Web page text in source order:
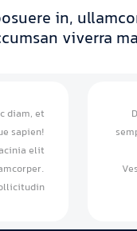
in,
viverra
diam, et
sapien!
elit